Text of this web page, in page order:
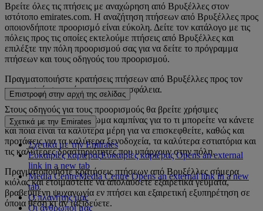
Βρείτε όλες τις πτήσεις με αναχώρηση από Βρυξέλλες στον
ιστότοπο emirates.com. Η αναζήτηση πτήσεων από Βρυξέλλες προς
οποιονδήποτε προορισμό είναι εύκολη. Δείτε τον κατάλογο με τις
πόλεις προς τις οποίες εκτελούμε πτήσεις από Βρυξέλλες και
επιλέξτε την πόλη προορισμού σας για να δείτε το πρόγραμμα
πτήσεων και τους οδηγούς του προορισμού.
Πραγματοποιήστε κρατήσεις πτήσεων από Βρυξέλλες προς τον
προορισμό σας γρήγορα και με ασφάλεια.
Στους οδηγούς για τους προορισμούς θα βρείτε χρήσιμες
συμβουλές από το πλήρωμα καμπίνας για το τι μπορείτε να κάνετε
και ποια είναι τα καλύτερα μέρη για να επισκεφθείτε, καθώς και
προτάσεις για τα καλύτερα ξενοδοχεία, τα καλύτερα εστιατόρια και
τις καλύτερες δραστηριότητες που υπάρχουν στην πόλη.
Πραγματοποιήστε κρατήσεις πτήσεων από Βρυξέλλες σήμερα
κιόλας και ετοιμαστείτε να απολαύσετε εξαιρετικά γεύματα,
βραβευμένη ψυχαγωγία εν πτήσει και εξαιρετική εξυπηρέτηση σε
όποια θέση κι αν ταξιδεύετε.
Επιστροφή στην αρχή της σελίδας
Σχετικά με την Emirates
Σχετικά με την Emirates
Ευκαιρίες καριέραςΕυκαιρίες καριέρας Opens an external
link in a new tab
Media CentreMedia Centre Opens an external link in a new
tab
Ο πλανήτης μας
Οι άνθρωποί μας